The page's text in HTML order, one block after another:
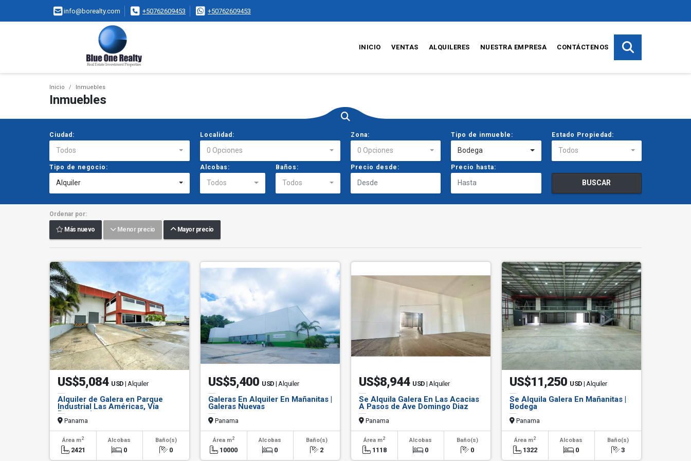
info@borealty.com +50762609453 +50762609453
INICIO VENTAS ALQUILERES NUESTRA EMPRESA CONTÁCTENOS
Inicio Inmuebles
Inmuebles
Ciudad:
Todos
Localidad:
0 Opciones
Zona:
0 Opciones
Tipo de inmueble:
Bodega
Estado Propiedad:
Todos
Tipo de negocio:
Alquiler
Alcobas:
Todos
Baños:
Todos
Precio desde: Precio hasta:
BUSCAR
Ordenar por:
Más nuevo Menor precio Mayor precio
US$5,084 USD | Alquiler
Alquiler de Galera en Parque
Industrial Las Américas, Vía
Panamericana
Panama
Área m2
2421
Alcobas
0
Baño(s)
0
US$5,400 USD | Alquiler
Galeras En Alquiler En Mañanitas |
Galeras Nuevas
Panama
Área m2
10000
Alcobas
0
Baño(s)
2
US$8,944 USD | Alquiler
Se Alquila Galera En Las Acacias
A Pasos de Ave Domingo Diaz
Panama
Área m2
1118
Alcobas
0
Baño(s)
0
US$11,250 USD | Alquiler
Se Alquila Galera En Mañanitas |
Bodega
Panama
Área m2
1322
Alcobas
0
Baño(s)
3